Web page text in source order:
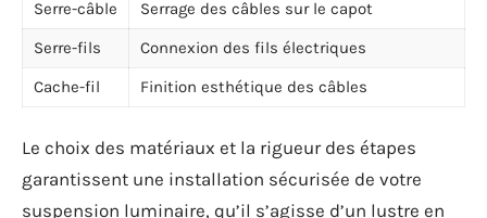
Serre-câble
Serrage des câbles sur le capot
Serre-fils
Connexion des fils électriques
Cache-fil
Finition esthétique des câbles
Le choix des matériaux et la rigueur des étapes
garantissent une installation sécurisée de votre
suspension luminaire, qu’il s’agisse d’un lustre en